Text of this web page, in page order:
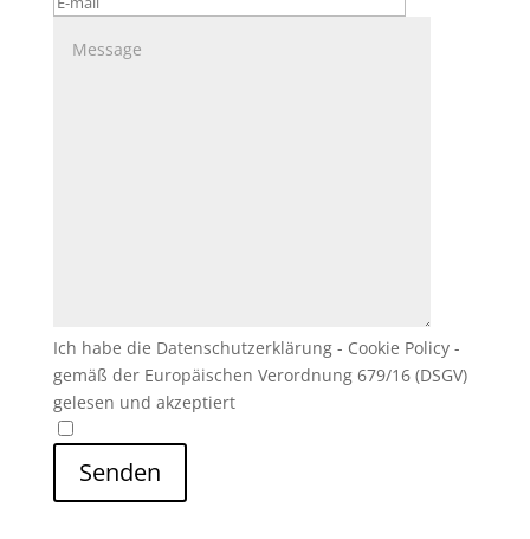
Ich habe die Datenschutzerklärung - Cookie Policy -
gemäß der Europäischen Verordnung 679/16 (DSGV)
gelesen und akzeptiert
Senden